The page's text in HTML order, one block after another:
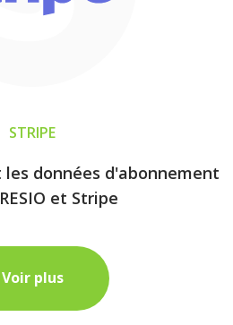
STRIPE
données d'abonnement
et Stripe
Voir plus